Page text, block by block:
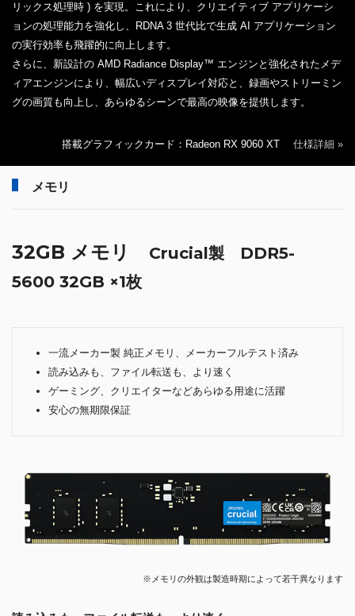
リックス処理時 ) を実現。これにより、クリエイティブ アプリケーシ
ョンの処理能力を強化し、RDNA 3 世代比で生成 AI アプリケーション
の実行効率も飛躍的に向上します。
さらに、新設計の AMD Radiance Display™ エンジンと強化されたメデ
ィアエンジンにより、幅広いディスプレイ対応と、録画やストリーミン
グの画質も向上し、あらゆるシーンで最高の映像を提供します。
搭載グラフィックカード：Radeon RX 9060 XT 仕様詳細 »
メモリ
32GB メモリ
Crucial製 DDR5-
5600 32GB ×1枚
一流メーカー製 純正メモリ、メーカーフルテスト済み
読み込みも、ファイル転送も、より速く
ゲーミング、クリエイターなどあらゆる用途に活躍
安心の無期限保証
※メモリの外観は製造時期によって若干異なります